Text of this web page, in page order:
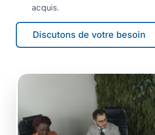
acquis.
Discutons de votre besoin